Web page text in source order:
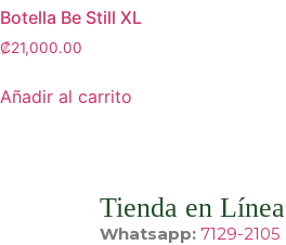
Botella Be Still XL
₡21,000.00
Añadir al carrito
Tienda en Línea
Whatsapp: 7129-2105